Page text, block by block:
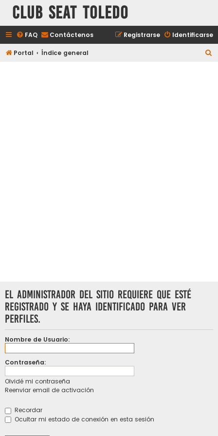
Club Seat Toledo
FAQ Contáctenos Identificarse
Registrarse
Portal Índice general
El administrador del sitio requiere que esté
registrado y se haya identificado para ver
perfiles.
Nombre de Usuario:
Contraseña:
Olvidé mi contraseña
Reenviar email de activación
Recordar
Ocultar mi estado de conexión en esta sesión